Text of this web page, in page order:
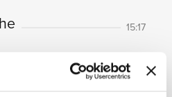
15:17
11:04